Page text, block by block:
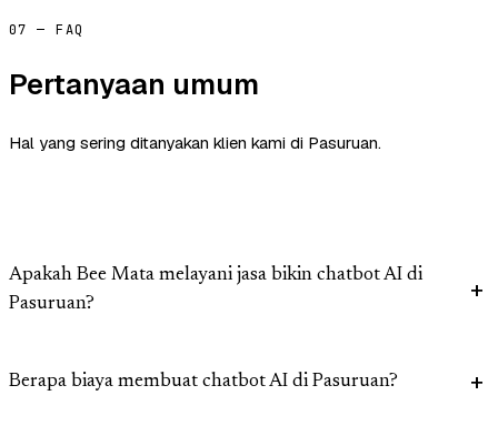
07 — FAQ
Pertanyaan umum
Hal yang sering ditanyakan klien kami di Pasuruan.
Apakah Bee Mata melayani jasa bikin chatbot AI di
Pasuruan?
Berapa biaya membuat chatbot AI di Pasuruan?